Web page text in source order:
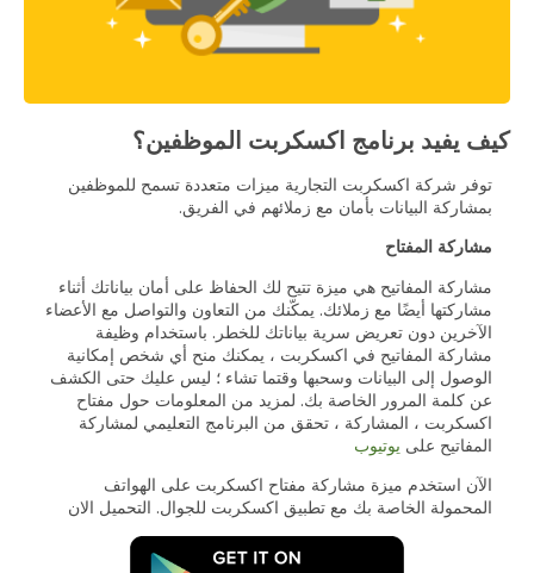
كيف يفيد برنامج اكسكربت الموظفين؟
توفر شركة اكسكربت التجارية ميزات متعددة تسمح للموظفين
بمشاركة البيانات بأمان مع زملائهم في الفريق.
مشاركة المفتاح
مشاركة المفاتيح هي ميزة تتيح لك الحفاظ على أمان بياناتك أثناء
مشاركتها أيضًا مع زملائك. يمكّنك من التعاون والتواصل مع الأعضاء
الآخرين دون تعريض سرية بياناتك للخطر. باستخدام وظيفة
مشاركة المفاتيح في اكسكربت ، يمكنك منح أي شخص إمكانية
الوصول إلى البيانات وسحبها وقتما تشاء ؛ ليس عليك حتى الكشف
عن كلمة المرور الخاصة بك. لمزيد من المعلومات حول مفتاح
اكسكربت ، المشاركة ، تحقق من البرنامج التعليمي لمشاركة
المفاتيح على يوتيوب
الآن استخدم ميزة مشاركة مفتاح اكسكربت على الهواتف
المحمولة الخاصة بك مع تطبيق اكسكربت للجوال. التحميل الان